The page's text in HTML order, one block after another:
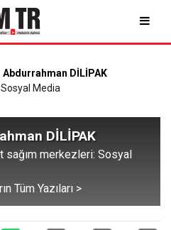
Abdurrahman DİLİPAK
Media
DİLİPAK
sağım merkezleri: Sosyal
Tüm Yazıları >